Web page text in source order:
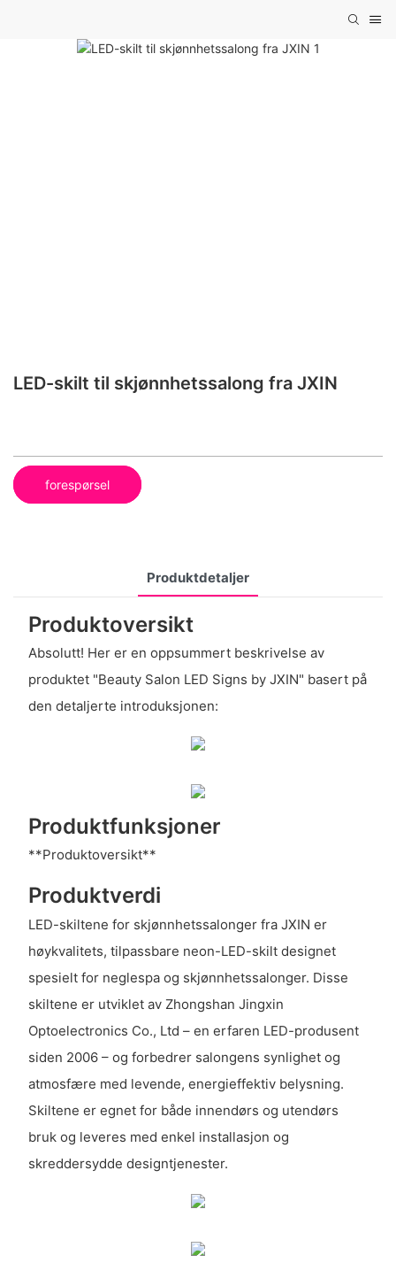
LED-skilt til skjønnhetssalong fra JXIN
forespørsel
Produktdetaljer
Produktoversikt
Absolutt! Her er en oppsummert beskrivelse av
produktet "Beauty Salon LED Signs by JXIN" basert på
den detaljerte introduksjonen:
Produktfunksjoner
**Produktoversikt**
Produktverdi
LED-skiltene for skjønnhetssalonger fra JXIN er
høykvalitets, tilpassbare neon-LED-skilt designet
spesielt for neglespa og skjønnhetssalonger. Disse
skiltene er utviklet av Zhongshan Jingxin
Optoelectronics Co., Ltd – en erfaren LED-produsent
siden 2006 – og forbedrer salongens synlighet og
atmosfære med levende, energieffektiv belysning.
Skiltene er egnet for både innendørs og utendørs
bruk og leveres med enkel installasjon og
skreddersydde designtjenester.